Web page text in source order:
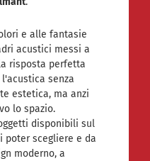
e alle fantasie
acustici messi a
risposta perfetta
senza
estetica, ma anzi
lo spazio.
disponibili sul
poter scegliere e da
moderno, a